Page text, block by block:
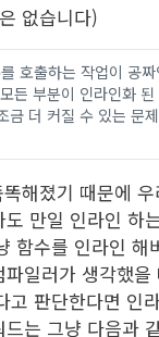
없습니다)
호출하는 작업이 공
든 부분이 인라인화 된
금 더 커질 수 있는 문
해졌기 때문에
만일 인라인 하
함수를 인라인 해
일러가 생각했을
고 판단한다면 인
드는 그냥 다음과